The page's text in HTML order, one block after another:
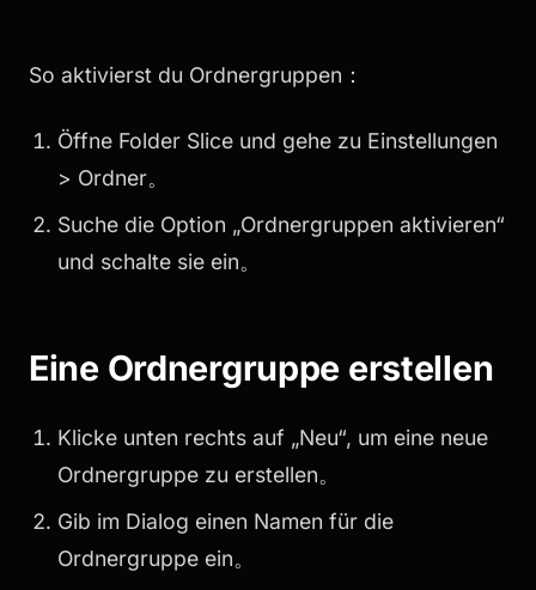
So aktivierst du Ordnergruppen：
Öffne Folder Slice und gehe zu Einstellungen
> Ordner。
Suche die Option „Ordnergruppen aktivieren“
und schalte sie ein。
Eine Ordnergruppe erstellen
Klicke unten rechts auf „Neu“, um eine neue
Ordnergruppe zu erstellen。
Gib im Dialog einen Namen für die
Ordnergruppe ein。